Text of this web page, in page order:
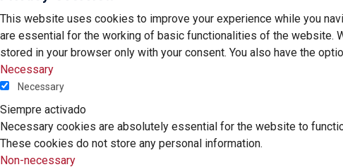
This website uses cookies to improve your experience while you
are essential for the working of basic functionalities of the website.
stored in your browser only with your consent. You also have the
Necessary
Necessary
Siempre activado
Necessary cookies are absolutely essential for the website to
These cookies do not store any personal information.
Non-necessary